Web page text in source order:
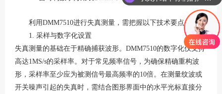
利用DMM7510进行失真测量，需把握以下技术要点：
1. 采样与数字化设置
失真测量的基础在于精确捕获波形。 DMM7510的数字化仪支持
高达1MS/s的采样率。对于常见频率信号，为确保精确重构波
形，采样率至少应为被测信号最高频率的10倍。在测量纹波或
开关噪声引起的失真时，需结合图形界面中的水平光标直接分